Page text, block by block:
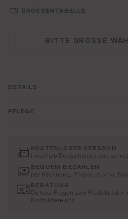
GRÖSSENTABELLE
BITTE GRÖSSE
DETAILS
PFLEGE
KOSTENLOSER VERSAND
innerhalb Deutschlands und
BEQUEM BEZAHLEN
per Rechnung, Paypal, Klarna,
BERATUNG
Du hast Fragen zum Produkt oder
Kontaktiere uns